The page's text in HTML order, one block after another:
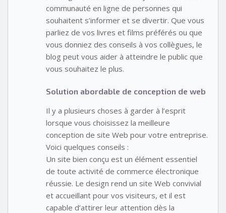
communauté en ligne de personnes qui
souhaitent s’informer et se divertir. Que vous
parliez de vos livres et films préférés ou que
vous donniez des conseils à vos collègues, le
blog peut vous aider à atteindre le public que
vous souhaitez le plus.
Solution abordable de conception de web
Il y a plusieurs choses à garder à l’esprit
lorsque vous choisissez la meilleure
conception de site Web pour votre entreprise.
Voici quelques conseils :
Un site bien conçu est un élément essentiel
de toute activité de commerce électronique
réussie. Le design rend un site Web convivial
et accueillant pour vos visiteurs, et il est
capable d’attirer leur attention dès la